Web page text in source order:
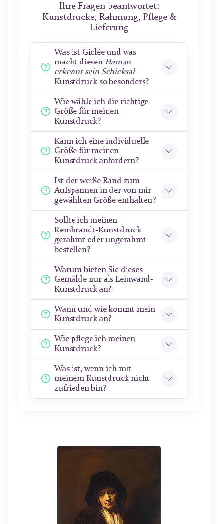
Ihre Fragen beantwortet:
Kunstdrucke, Rahmung, Pflege &
Lieferung
Was ist Giclée und was
macht diesen Haman
erkennt sein Schicksal-
Kunstdruck so besonders?
Wie wähle ich die richtige
Größe für meinen
Kunstdruck?
Kann ich eine individuelle
Größe für meinen
Kunstdruck anfordern?
Ist der weiße Rand zum
Aufspannen in der von mir
gewählten Größe enthalten?
Sollte ich meinen
Rembrandt-Kunstdruck
gerahmt oder ungerahmt
bestellen?
Warum bieten Sie dieses
Gemälde nur als Leinwand-
Kunstdruck an?
Wann und wie kommt mein
Kunstdruck an?
Wie pflege ich meinen
Kunstdruck?
Was ist, wenn ich mit
meinem Kunstdruck nicht
zufrieden bin?